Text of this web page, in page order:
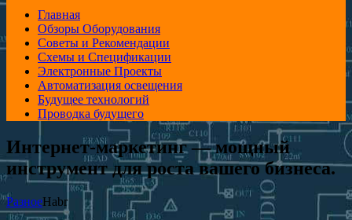
Главная
Обзоры Оборудования
Советы и Рекомендации
Схемы и Спецификации
Электронные Проекты
Автоматизация освещения
Будущее технологий
Проводка будущего
Интернет-маркетинг — мощный
инструмент для роста вашего бизнеса.
РазноеHabr